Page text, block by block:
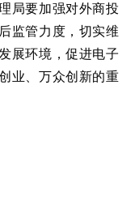
要加强对外商投
监管力度，切实维
展环境，促进电子
业、万众创新的重